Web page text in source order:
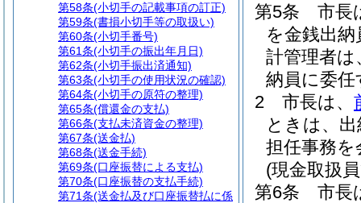
第5条
市長
を金銭出納
計管理者は
納員に委
2
市長は、
ときは、
担任事務
(現金取扱
第6条
市長
第58条(小切手の記載事項の訂正)
第59条(書損小切手等の取扱い)
第60条(小切手番号)
第61条(小切手の振出年月日)
第62条(小切手振出済通知)
第63条(小切手の使用状況の確認)
第64条(小切手の原符の整理)
第65条(償還金の支払)
第66条(支払未済資金の整理)
第67条(送金払)
第68条(送金手続)
第69条(口座振替による支払)
第70条(口座振替の支払手続)
第71条(送金払及び口座振替払に係